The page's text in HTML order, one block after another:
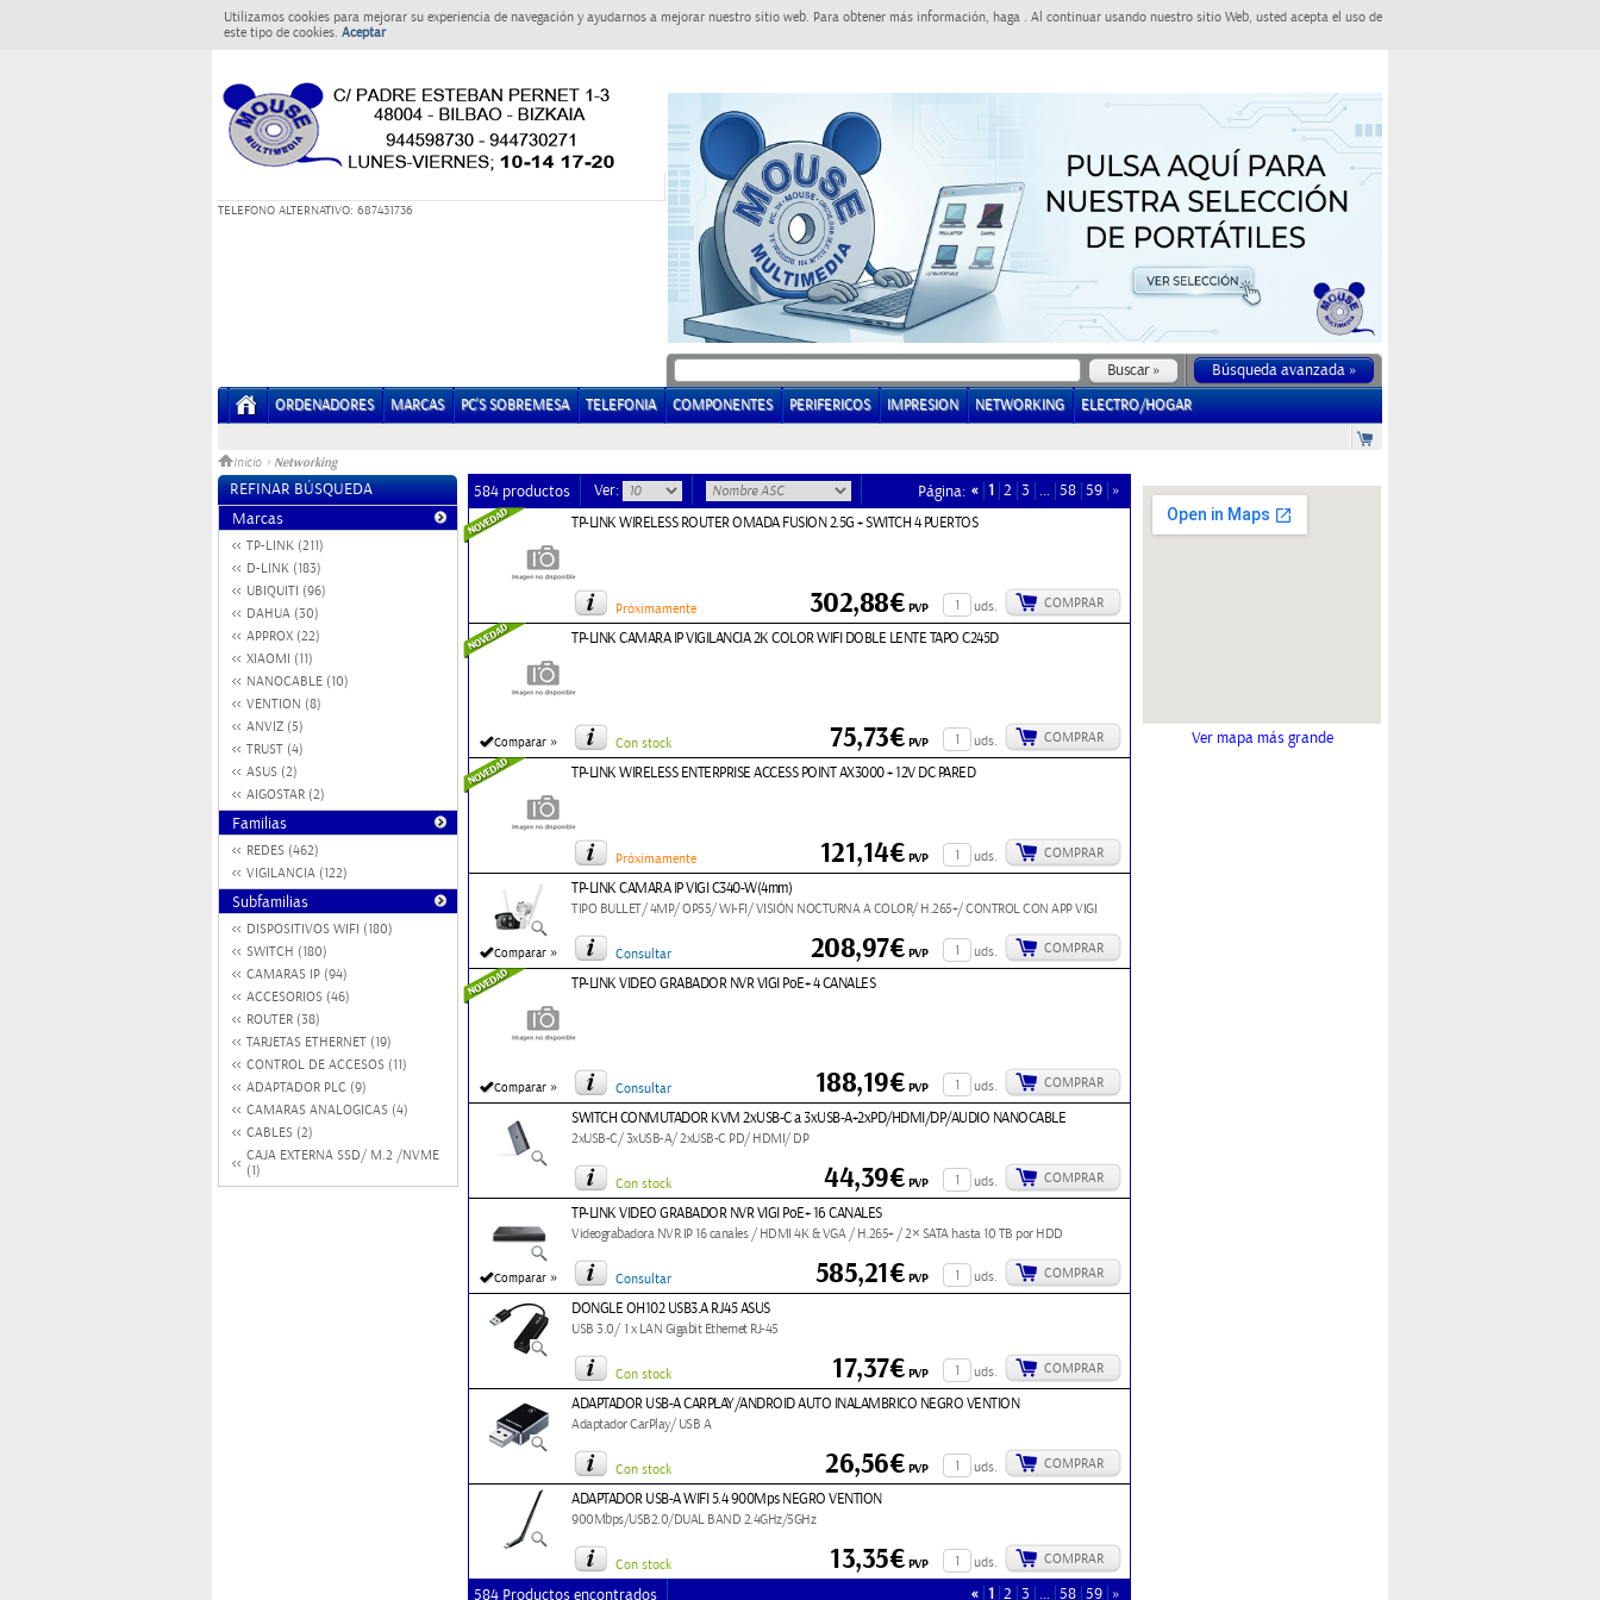
Utilizamos cookies para mejorar su experiencia de navegación y ayudarnos a mejorar nuestro sitio web. Para obtener más información, haga . Al continuar usando nuestro sitio Web, usted acepta el uso de
este tipo de cookies. Aceptar
TELEFONO ALTERNATIVO: 687431736
Búsqueda avanzada »
ORDENADORES MARCAS PC'S SOBREMESA TELEFONIA COMPONENTES PERIFERICOS IMPRESION NETWORKING ELECTRO/HOGAR
Inicio > Networking
REFINAR BÚSQUEDA
Marcas
TP-LINK (211)
D-LINK (183)
UBIQUITI (96)
DAHUA (30)
APPROX (22)
XIAOMI (11)
NANOCABLE (10)
VENTION (8)
ANVIZ (5)
TRUST (4)
ASUS (2)
AIGOSTAR (2)
Familias
REDES (462)
VIGILANCIA (122)
Subfamilias
DISPOSITIVOS WIFI (180)
SWITCH (180)
CAMARAS IP (94)
ACCESORIOS (46)
ROUTER (38)
TARJETAS ETHERNET (19)
CONTROL DE ACCESOS (11)
ADAPTADOR PLC (9)
CAMARAS ANALOGICAS (4)
CABLES (2)
CAJA EXTERNA SSD/ M.2 /NVME
(1)
584 productos Ver: Página: « 1 2 3 … 58 59 »
TP-LINK WIRELESS ROUTER OMADA FUSION 2.5G + SWITCH 4 PUERTOS
Próximamente uds. COMPRAR
302,88€PVP
Comparar »
TP-LINK CAMARA IP VIGILANCIA 2K COLOR WIFI DOBLE LENTE TAPO C245D
Con stock uds. COMPRAR
75,73€PVP
TP-LINK WIRELESS ENTERPRISE ACCESS POINT AX3000 + 12V DC PARED
Próximamente uds. COMPRAR
121,14€PVP
Comparar »
TP-LINK CAMARA IP VIGI C340-W(4mm)
TIPO BULLET/ 4MP/ OP55/ WI-FI/ VISIÓN NOCTURNA A COLOR/ H.265+/ CONTROL CON APP VIGI
Consultar uds. COMPRAR
208,97€PVP
Comparar »
TP-LINK VIDEO GRABADOR NVR VIGI PoE+ 4 CANALES
Consultar uds. COMPRAR
188,19€PVP
SWITCH CONMUTADOR KVM 2xUSB-C a 3xUSB-A+2xPD/HDMI/DP/AUDIO NANOCABLE
2xUSB-C/ 3xUSB-A/ 2xUSB-C PD/ HDMI/ DP
Con stock uds. COMPRAR
44,39€PVP
Comparar »
TP-LINK VIDEO GRABADOR NVR VIGI PoE+ 16 CANALES
Videograbadora NVR IP 16 canales / HDMI 4K & VGA / H.265+ / 2× SATA hasta 10 TB por HDD
Consultar uds. COMPRAR
585,21€PVP
DONGLE OH102 USB3.A RJ45 ASUS
USB 3.0/ 1 x LAN Gigabit Ethernet RJ-45
Con stock uds. COMPRAR
17,37€PVP
ADAPTADOR USB-A CARPLAY/ANDROID AUTO INALAMBRICO NEGRO VENTION
Adaptador CarPlay/ USB A
Con stock uds. COMPRAR
26,56€PVP
ADAPTADOR USB-A WIFI 5.4 900Mps NEGRO VENTION
900Mbps/USB2.0/DUAL BAND 2.4GHz/5GHz
Con stock uds. COMPRAR
13,35€PVP
584 Productos encontrados « 1 2 3 … 58 59 »
Ver mapa más grande